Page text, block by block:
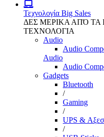
Τεχνολογία Big Sales
ΔΕΣ ΜΕΡΙΚΑ ΑΠΌ ΤΑ
ΤΕΧΝΟΛΟΓΙΑ
Audio
Audio
Audio
Audio
Gadgets
Bluetooth
/
Gaming
/
UPS &
/